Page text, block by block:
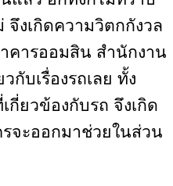
จึงเกิดความวิตกกังวล
คารออมสิน สำนักงาน
กับเรื่องรถเลย ทั้ง
กี่ยวข้องกับรถ จึงเกิด
จะออกมาช่วยในส่วน